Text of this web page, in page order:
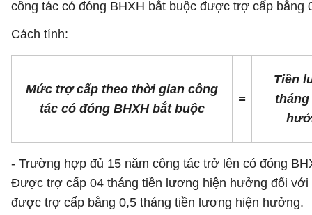
công tác có đóng BHXH bắt buộc được trợ cấp
Cách tính:
Mức trợ cấp theo thời gian công
tác có đóng BHXH bắt buộc
=
Tiền
tháng
- Trường hợp đủ 15 năm công tác trở lên có đóng
Được trợ cấp 04 tháng tiền lương hiện hưởng đối với
được trợ cấp bằng 0,5 tháng tiền lương hiện hưởng.